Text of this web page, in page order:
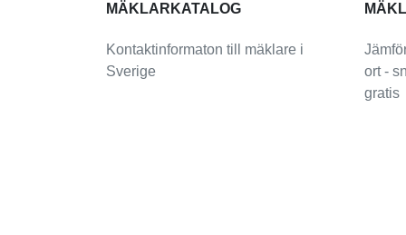
MÄKLARKATALOG
Kontaktinformaton till mäklare i
Sverige
ort -
gratis